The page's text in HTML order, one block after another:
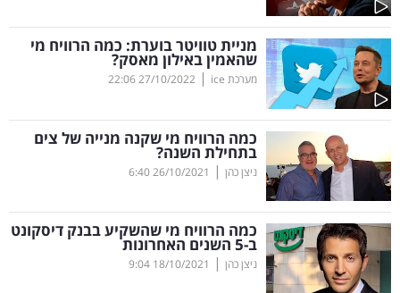
שיווק
ופרסום
משפט
מדדים
ומחקרים
דעות
רכילות
עסקית
מניית טוויטר בוערת: כמה הרוויח מי
שהאמין באילון מאסק?
מערכת ice |
27/10/2022
22:06
כמה הרוויח מי שקנה מנייה של צים
בתחילת השנה?
ניצן כהן |
26/10/2021
6:40
כמה הרוויח מי שהשקיע בבנק דיסקונט
ב-5 השנים האחרונות
ניצן כהן |
18/10/2021
9:04